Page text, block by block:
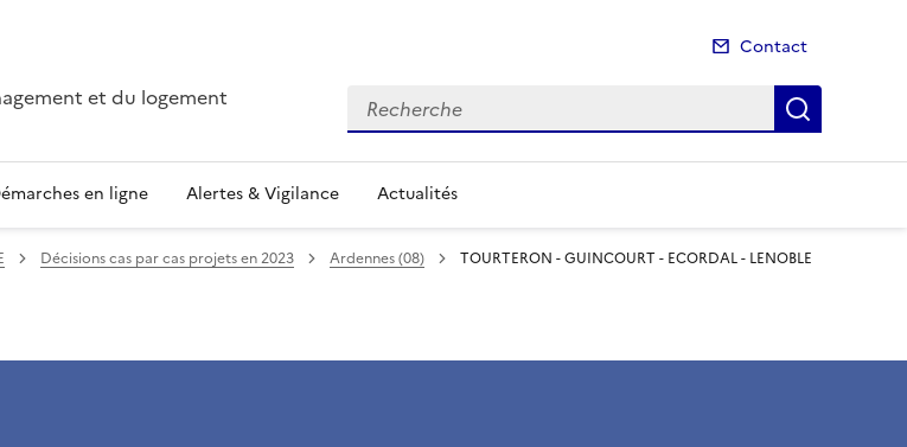
et du logement
Contact
Recherche
en ligne Alertes & Vigilance Actualités
Décisions cas par cas projets en 2023 Ardennes (08)
TOURTERON - GUINCOURT - ECORDAL - LENOBLE